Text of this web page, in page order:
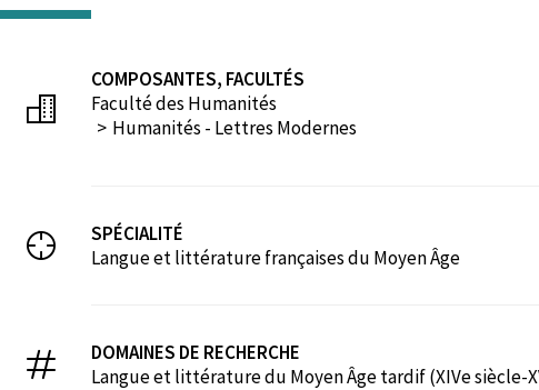
COMPOSANTES, FACULTÉS
Faculté des Humanités
Humanités - Lettres Modernes
SPÉCIALITÉ
Langue et littérature françaises du Moyen Âge
DOMAINES DE RECHERCHE
Langue et littérature du Moyen Âge tardif (XIVe siècle-